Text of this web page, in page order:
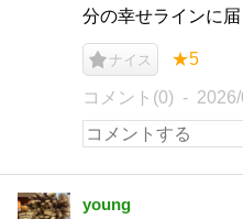
分の幸せラインに
ナイス ★5
コメント(0)
young